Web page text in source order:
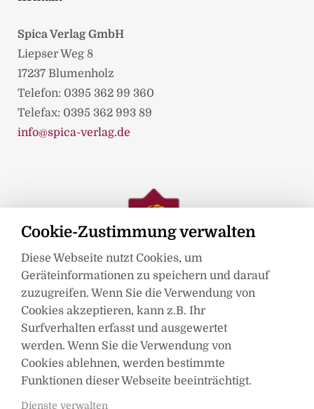
Cookie-Zustimmung verwalten
Diese Webseite nutzt Cookies, um
Geräteinformationen zu speichern und darauf
zuzugreifen. Wenn Sie die Verwendung von
Cookies akzeptieren, kann z.B. Ihr
Surfverhalten erfasst und ausgewertet
werden. Wenn Sie die Verwendung von
Cookies ablehnen, werden bestimmte
Funktionen dieser Webseite beeinträchtigt.
Dienste verwalten
Spica Verlag GmbH
Liepser Weg 8
17237 Blumenholz
Telefon: 0395 362 99 360
Telefax: 0395 362 993 89
info@spica-verlag.de
Mitglied im